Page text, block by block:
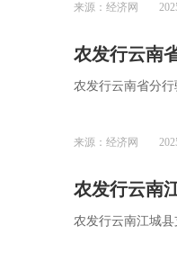
来源：经济网
农发行云南
农发行云南省分
来源：经济网
农发行云南
农发行云南江城